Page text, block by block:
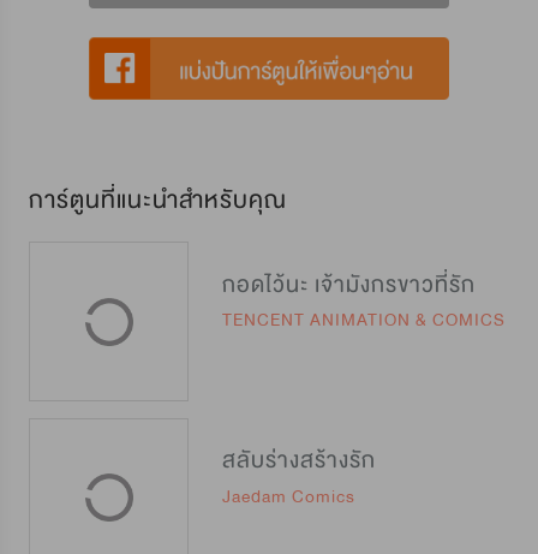
การ์ตูนที่แนะนำสำหรับคุณ
กอดไว้นะ เจ้ามังกรขาวที่รัก
TENCENT ANIMATION & COMICS
สลับร่างสร้างรัก
Jaedam Comics